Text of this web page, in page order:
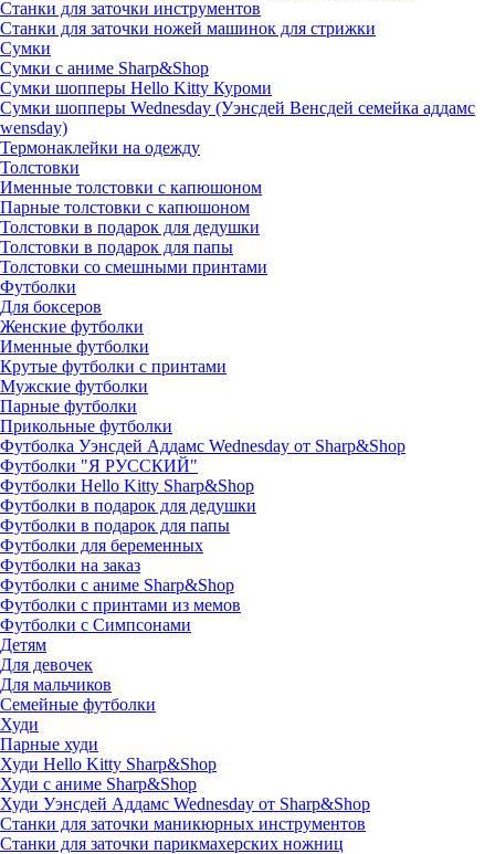
Станки для заточки инструментов
Станки для заточки ножей машинок для стрижки
Сумки
Сумки с аниме Sharp&Shop
Сумки шопперы Hello Kitty Куроми
Сумки шопперы Wednesday (Уэнсдей Венсдей семейка аддамс
wensday)
Термонаклейки на одежду
Толстовки
Именные толстовки с капюшоном
Парные толстовки с капюшоном
Толстовки в подарок для дедушки
Толстовки в подарок для папы
Толстовки со смешными принтами
Футболки
Для боксеров
Женские футболки
Именные футболки
Крутые футболки с принтами
Мужские футболки
Парные футболки
Прикольные футболки
Футболка Уэнсдей Аддамс Wednesday от Sharp&Shop
Футболки "Я РУССКИЙ"
Футболки Hello Kitty Sharp&Shop
Футболки в подарок для дедушки
Футболки в подарок для папы
Футболки для беременных
Футболки на заказ
Футболки с аниме Sharp&Shop
Футболки с принтами из мемов
Футболки с Симпсонами
Детям
Для девочек
Для мальчиков
Семейные футболки
Худи
Парные худи
Худи Hello Kitty Sharp&Shop
Худи с аниме Sharp&Shop
Худи Уэнсдей Аддамс Wednesday от Sharp&Shop
Станки для заточки маникюрных инструментов
Станки для заточки парикмахерских ножниц